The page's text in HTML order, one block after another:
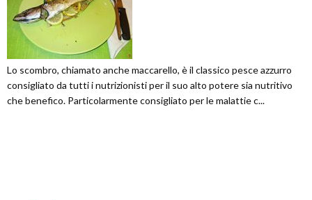
Lo scombro, chiamato anche maccarello, è il classico pesce azzurro
consigliato da tutti i nutrizionisti per il suo alto potere sia nutritivo
che benefico. Particolarmente consigliato per le malattie c...